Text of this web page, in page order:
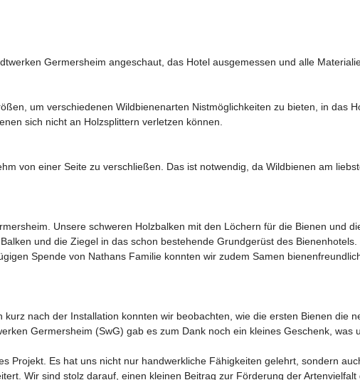
Germersheim angeschaut, das Hotel ausgemessen und alle
um verschiedenen Wildbienenarten Nistmöglichkeiten zu bieten, in das
sich nicht an Holzsplittern verletzen können.
von einer Seite zu verschließen. Das ist notwendig, da Wildbienen am
Unsere schweren Holzbalken mit den Löchern für die Bienen und
und die Ziegel in das schon bestehende Grundgerüst des
Spende von Nathans Familie konnten wir zudem Samen
nach der Installation konnten wir beobachten, wie die ersten Bienen die
Germersheim (SwG) gab es zum Dank noch ein kleines Geschenk, was
Projekt. Es hat uns nicht nur handwerkliche Fähigkeiten gelehrt, sondern
Wir sind stolz darauf, einen kleinen Beitrag zur Förderung der Artenvielfalt